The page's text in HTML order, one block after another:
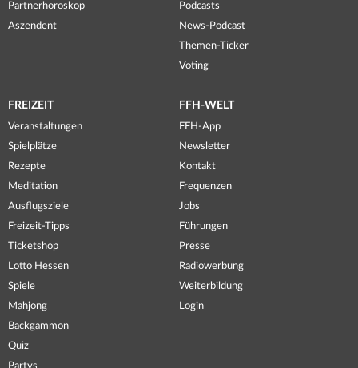
Partnerhoroskop
Aszendent
Podcasts
News-Podcast
Themen-Ticker
Voting
FREIZEIT
Veranstaltungen
Spielplätze
Rezepte
Meditation
Ausflugsziele
Freizeit-Tipps
Ticketshop
Lotto Hessen
Spiele
Mahjong
Backgammon
Quiz
FFH-WELT
FFH-App
Newsletter
Kontakt
Frequenzen
Jobs
Führungen
Presse
Radiowerbung
Weiterbildung
Login